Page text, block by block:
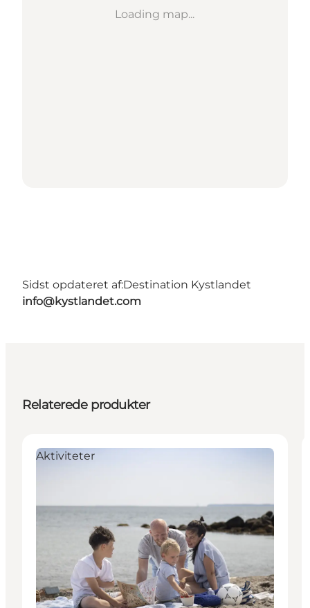
Loading map...
Sidst opdateret af:Destination Kystlandet
info@kystlandet.com
Relaterede produkter
Aktiviteter